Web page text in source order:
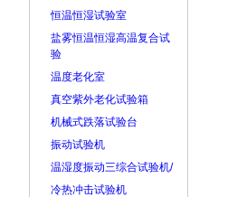
恒温恒湿试验室
盐雾恒温恒湿高温复合试
验
温度老化室
真空紫外老化试验箱
机械式跌落试验台
振动试验机
温湿度振动三综合试验机/
冷热冲击试验机